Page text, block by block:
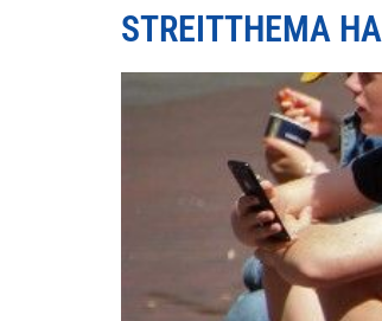
STREITTHEMA